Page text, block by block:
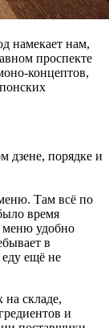
намекает нам,
проспекте
концептов,
дзене, порядке и
Там всё по
время
меню удобно
в
еду ещё не
на складе,
и